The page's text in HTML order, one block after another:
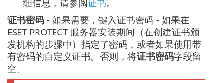
细信息，请参阅证书。
证书密码 - 如果需要，键入证书密码 - 如果在
ESET PROTECT 服务器安装期间（在创建证书颁
发机构的步骤中）指定了密码，或者如果使用带
有密码的自定义证书。否则，将证书密码字段留
空。